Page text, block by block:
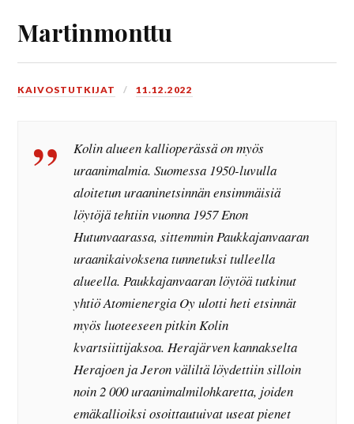
Martinmonttu
KAIVOSTUTKIJAT 11.12.2022
Kolin alueen kallioperässä on myös
uraanimalmia. Suomessa 1950-luvulla
aloitetun uraaninetsinnän ensimmäisiä
löytöjä tehtiin vuonna 1957 Enon
Hutunvaarassa, sittemmin Paukkajanvaaran
uraanikaivoksena tunnetuksi tulleella
alueella. Paukkajanvaaran löytöä tutkinut
yhtiö Atomienergia Oy ulotti heti etsinnät
myös luoteeseen pitkin Kolin
kvartsiittijaksoa. Herajärven kannakselta
Herajoen ja Jeron väliltä löydettiin silloin
noin 2 000 uraanimalmilohkaretta, joiden
emäkallioiksi osoittautuivat useat pienet